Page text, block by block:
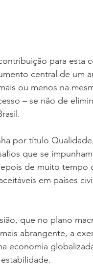
para
central de um
ou menos na
– se não de
por título
que se
de muito tempo
em países
que no plano
abrangente, a
economia